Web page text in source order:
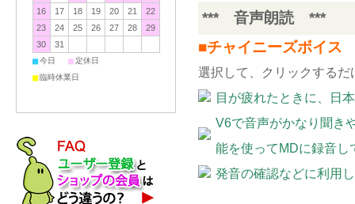
*** 音声朗読 ***
■チャイニーズボイス
選択して、クリックする
目が疲れたときに、日
V6で音声がかなり聞き
能を使ってMDに録音し
発音の確認などに利用
16
17 18 19 20 21
22
23
24 25 26 27 28
29
30
31
■今日 ■定休日
■臨時休業日